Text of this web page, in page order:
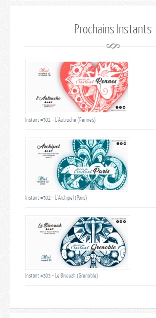
Prochains Instants
Instant #301 – L’Autruche (Rennes)
Instant #302 – L’Archipel (Paris)
Instant #303 – Le Bivouak (Grenoble)